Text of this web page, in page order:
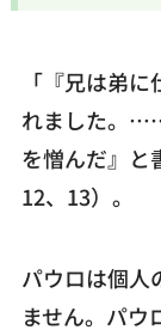
「『兄は弟
れました。
を憎んだ』と
12、13）。
パウロは個人
ません。パウ